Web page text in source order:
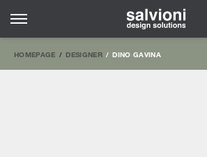
HOMEPAGE DESIGNER DINO GAVINA